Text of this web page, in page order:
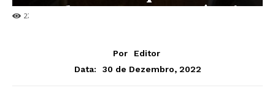
22revelaram transparência
Por
Editor
Data:
30 de Dezembro, 2022